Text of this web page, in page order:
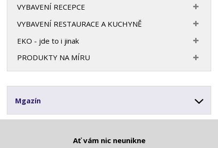
VYBAVENÍ RECEPCE
VYBAVENÍ RESTAURACE A KUCHYNĚ
EKO - jde to i jinak
PRODUKTY NA MÍRU
Mgazín
Ať vám nic neunikne